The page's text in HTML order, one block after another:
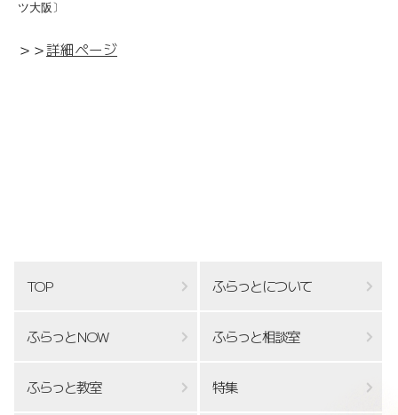
ツ大阪〕
＞＞詳細ページ
TOP ふらっとについて
ふらっとNOW ふらっと相談室
ふらっと教室 特集